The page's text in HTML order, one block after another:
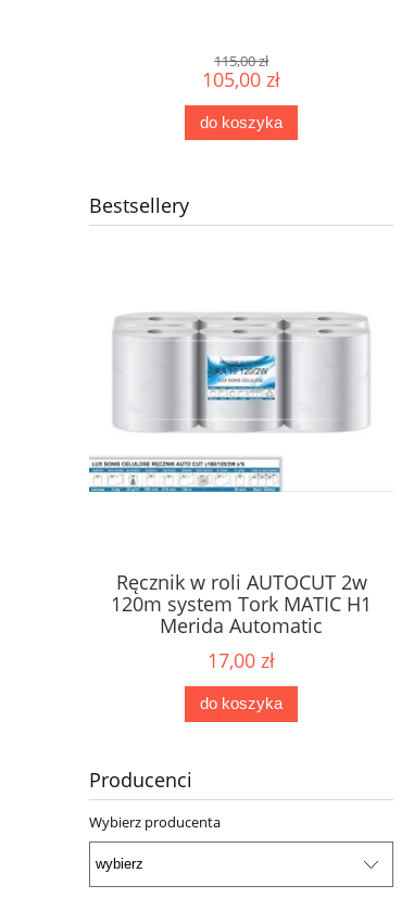
115,00 zł
105,00 zł
do koszyka
Bestsellery
Ręcznik w roli AUTOCUT 2w
120m system Tork MATIC H1
Merida Automatic
17,00 zł
do koszyka
Producenci
Wybierz producenta